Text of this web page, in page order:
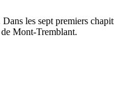
les sept premiers
Mont-Tremblant.